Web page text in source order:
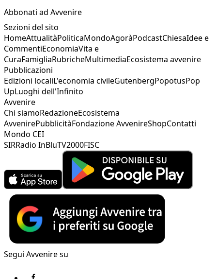
Abbonati ad Avvenire
Sezioni del sito
HomeAttualitàPoliticaMondoAgoràPodcastChiesaIdee e
CommentiEconomiaVita e
CuraFamigliaRubricheMultimediaEcosistema avvenire
Pubblicazioni
Edizioni localiL'economia civileGutenbergPopotusPop
UpLuoghi dell'Infinito
Avvenire
Chi siamoRedazioneEcosistema
AvvenirePubblicitàFondazione AvvenireShopContatti
Mondo CEI
SIRRadio InBluTV2000FISC
Segui Avvenire su